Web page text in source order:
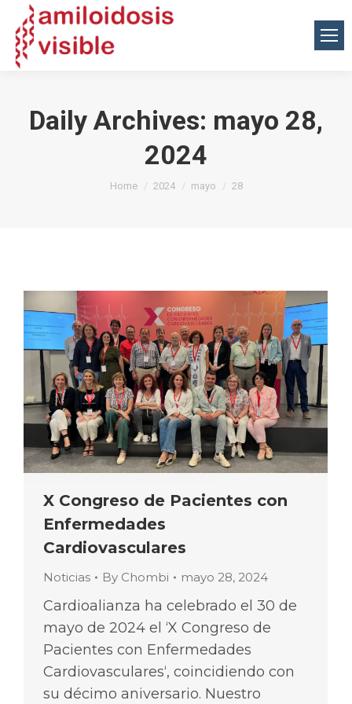
Daily Archives: mayo 28,
2024
You are here:
Home 2024 mayo 28
X Congreso de Pacientes con
Enfermedades
Cardiovasculares
Noticias By Chombi mayo 28, 2024
Cardioalianza ha celebrado el 30 de
mayo de 2024 el ‘X Congreso de
Pacientes con Enfermedades
Cardiovasculares‘, coincidiendo con
su décimo aniversario. Nuestro